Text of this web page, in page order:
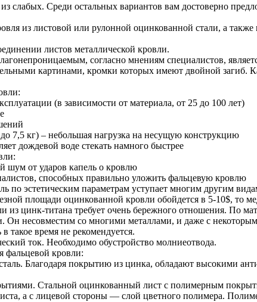
слабых. Среди остальных вариантов вам достоверно
из листовой или рулонной оцинкованной стали, а
листов металлической кровли.
согласно мнениям специалистов,
картинами, кромки которых имеют двойной загиб.
(в зависимости от материала, от 25 до 100 лет)
7,5 кг) – небольшая нагрузка на несущую конструкцию
дождевой воде стекать намного быстрее
от ударов капель о кровлю
способных правильно уложить фальцевую кровлю
по эстетическим параметрам уступает многим другим
площади оцинкованной кровли обойдется в 5-10$, то
из цинк-титана требует очень бережного отношения. По
Он несовместим со многими металлами, и даже с
такое время не рекомендуется.
ток. Необходимо обустройство молниеотвода.
фальцевой кровли:
Благодаря покрытию из цинка, обладают высокими
Стальной оцинкованный лист с полимерным
а с лицевой стороны — слой цветного полимера.